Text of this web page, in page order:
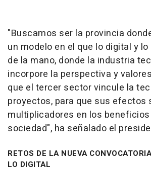
"Buscamos ser la provincia
un modelo en el que lo digital y
de la mano, donde la industria
incorpore la perspectiva y
que el tercer sector vincule la
proyectos, para que sus efectos
multiplicadores en los beneficios
sociedad", ha señalado el
RETOS DE LA NUEVA
LO DIGITAL